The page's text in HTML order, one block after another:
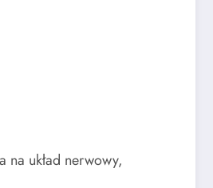
na układ nerwowy,